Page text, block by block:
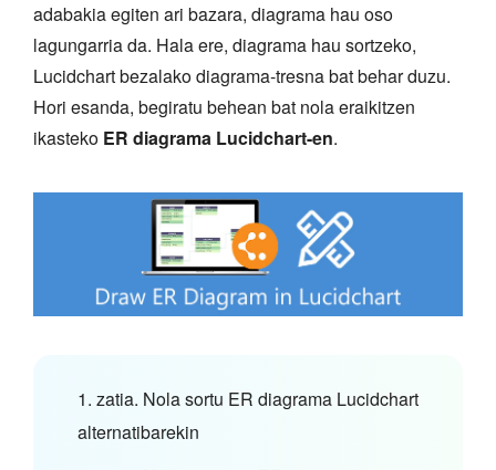
adabakia egiten ari bazara, diagrama hau oso
lagungarria da. Hala ere, diagrama hau sortzeko,
Lucidchart bezalako diagrama-tresna bat behar duzu.
Hori esanda, begiratu behean bat nola eraikitzen
ikasteko ER diagrama Lucidchart-en.
1. zatia. Nola sortu ER diagrama Lucidchart
alternatibarekin